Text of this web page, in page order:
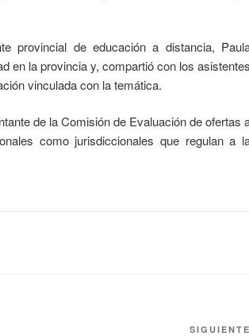
provincial de educación a distancia,
en la provincia y, compartió con los asistentes
vinculada con la temática.
de la Comisión de Evaluación de ofertas
como jurisdiccionales que regulan a
SIGUIENTE